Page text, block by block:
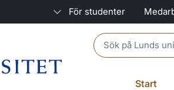
För studenter
Header search
Start